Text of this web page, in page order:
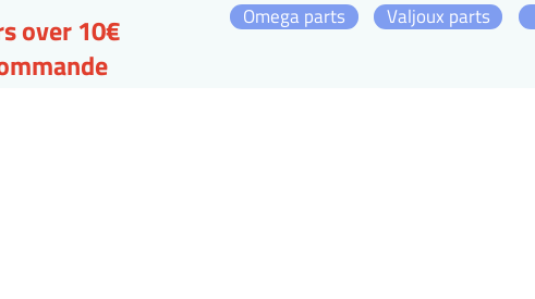
Omega parts
Valjoux parts
over 10€